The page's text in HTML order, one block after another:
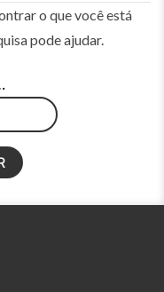
o que você está
pode ajudar.